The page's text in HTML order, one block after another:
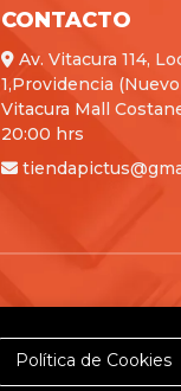
CONTACTO
Av. Vitacura 114,
1,Providencia
Vitacura Mall
20:00 hrs
Política de Cookies